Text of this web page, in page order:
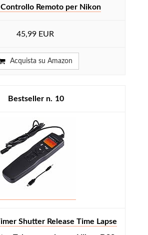
Controllo Remoto per Nikon
45,99 EUR
Acquista su Amazon
10
Shutter Release Time Lapse